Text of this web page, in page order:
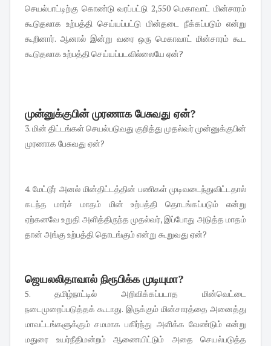
செயல்பாட்டிற்கு கொண்டு வரப்பட்டு 2,550 மெகாவாட் மின்சாரம்
கூடுதலாக உற்பத்தி செய்யப்பட்டு மின்தடை நீக்கப்படும் என்று
கூறினார். ஆனால் இன்று வரை ஒரு மெகாவாட் மின்சாரம் கூட
கூடுதலாக உற்பத்தி செய்யப்படவில்லையே ஏன்?
முன்னுக்குபின் முரணாக பேசுவது ஏன்?
3. மின் திட்டங்கள் செயல்படுவது குறித்து முதல்வர் முன்னுக்குபின்
முரணாக பேசுவது ஏன்?
4. மேட்டூர் அனல் மின்திட்டத்தின் பணிகள் முடிவடைந்துவிட்டதால்
கடந்த மார்ச் மாதம் மின் உற்பத்தி தொடங்கப்படும் என்று
ஏற்கனவே உறுதி அளித்திருந்த முதல்வர், இப்போது அடுத்த மாதம்
தான் அங்கு உற்பத்தி தொடங்கும் என்று கூறுவது ஏன்?
ஜெயலலிதாவால் நிரூபிக்க முடியுமா?
5. தமிழ்நாட்டில் அறிவிக்கப்படாத மின்வெட்டை
நடைமுறைப்படுத்தக் கூடாது. இருக்கும் மின்சாரத்தை அனைத்து
மாவட்டங்களுக்கும் சமமாக பகிர்ந்து அளிக்க வேண்டும் என்று
மதுரை உயர்நீதிமன்றம் ஆணையிட்டும் அதை செயல்படுத்த